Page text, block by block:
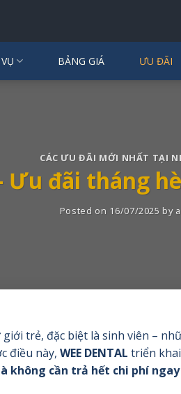
BẢNG GIÁ ƯU ĐÃI
CÁC ƯU ĐÃI MỚI NHẤT TẠI
Ưu đãi tháng
Posted on 16/07/2025 by
trẻ, đặc biệt là sinh viên –
điều này, WEE DENTAL triển
không cần trả hết chi phí